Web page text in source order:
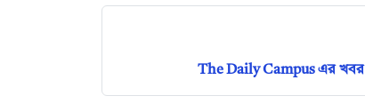
The Daily Campus এর